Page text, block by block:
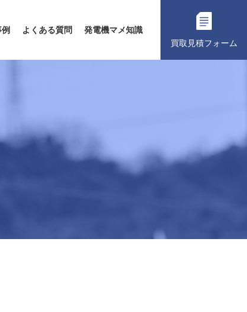
よくある質問
発電機マメ知識
買取見積フォーム